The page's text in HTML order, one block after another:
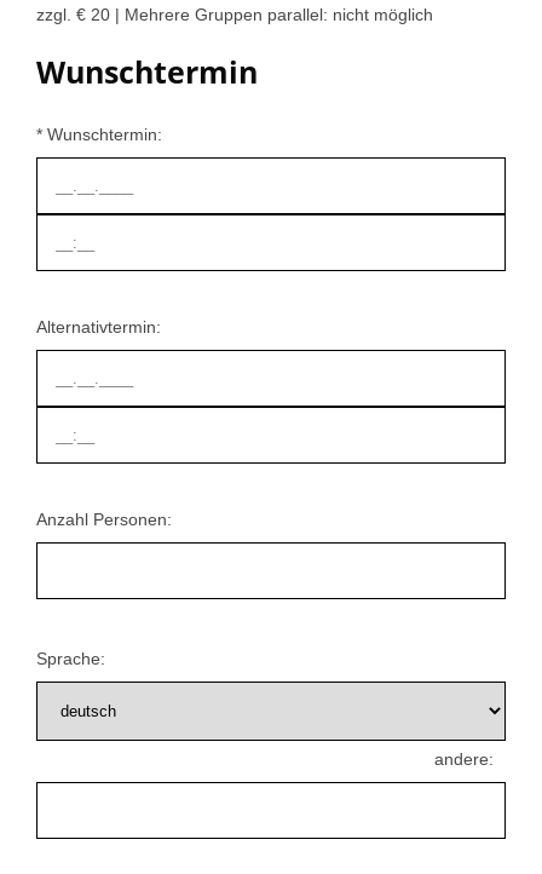
zzgl. € 20 | Mehrere Gruppen parallel: nicht möglich
Wunschtermin
* Wunschtermin:
Alternativtermin:
Anzahl Personen:
Sprache:
andere: